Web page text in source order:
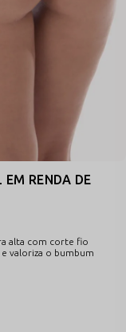
EM RENDA DE
alta com corte fio
valoriza o bumbum